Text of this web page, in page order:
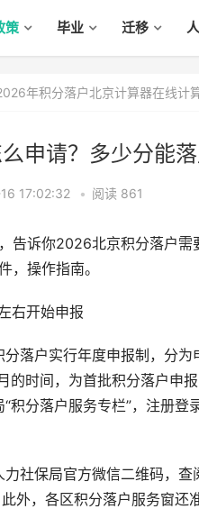
策 毕业 迁移
年积分落户北京计算器在线计
申请？多少分能落
17:02:32 • 阅读 861
告诉你2026北京积分落户需
，操作指南。
右开始申报
落户实行年度申报制，分
时间，为首批积分落户申
积分落户服务专栏”，注册登
社保局官方微信二维码，
外，各区积分落户服务窗还